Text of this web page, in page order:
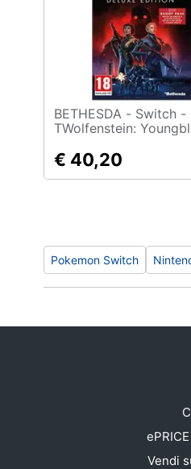
Animali
Motori
Libri, cd e dvd
Promozioni
BETHESDA - Switch -
TWolfenstein:
€ 40,20
Pokemon Switch
Vendi